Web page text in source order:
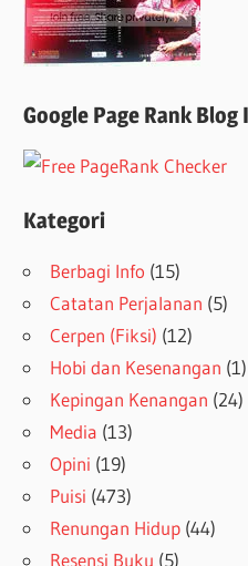
Google Page Rank Blog
Kategori
Berbagi Info (15)
Catatan Perjalanan (5)
Cerpen (Fiksi) (12)
Hobi dan Kesenangan (1)
Kepingan Kenangan (24)
Media (13)
Opini (19)
Puisi (473)
Renungan Hidup (44)
Resensi Buku (5)